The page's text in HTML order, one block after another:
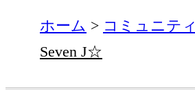
ホーム コミュニティ
Seven J☆